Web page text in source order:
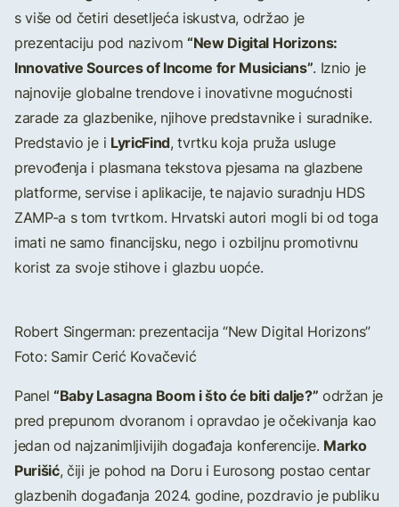
s više od četiri desetljeća iskustva, održao je
prezentaciju pod nazivom “New Digital Horizons:
Innovative Sources of Income for Musicians”. Iznio je
najnovije globalne trendove i inovativne mogućnosti
zarade za glazbenike, njihove predstavnike i suradnike.
Predstavio je i LyricFind, tvrtku koja pruža usluge
prevođenja i plasmana tekstova pjesama na glazbene
platforme, servise i aplikacije, te najavio suradnju HDS
ZAMP-a s tom tvrtkom. Hrvatski autori mogli bi od toga
imati ne samo financijsku, nego i ozbiljnu promotivnu
korist za svoje stihove i glazbu uopće.
Robert Singerman: prezentacija “New Digital Horizons”
Foto: Samir Cerić Kovačević
Panel“Baby Lasagna Boom i što će biti dalje?” održan je
pred prepunom dvoranom i opravdao je očekivanja kao
jedan od najzanimljivijih događaja konferencije. Marko
Purišić, čiji je pohod na Doru i Eurosong postao centar
glazbenih događanja 2024. godine, pozdravio je publiku